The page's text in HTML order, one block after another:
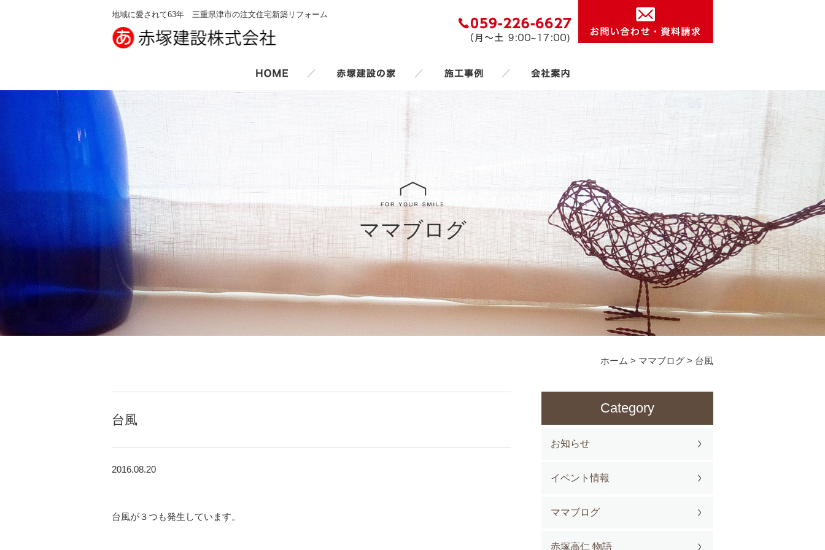
地域に愛されて63年 三重県津市の注文住宅新築リフォーム
／ ／ ／
ママブログ
ホーム > ママブログ > 台風
台風
2016.08.20
台風が３つも発生しています。
Category
お知らせ
イベント情報
ママブログ
赤塚高仁 物語